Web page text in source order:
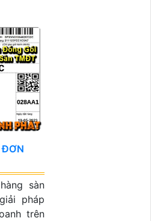
ĐƠN
sàn
pháp
trên